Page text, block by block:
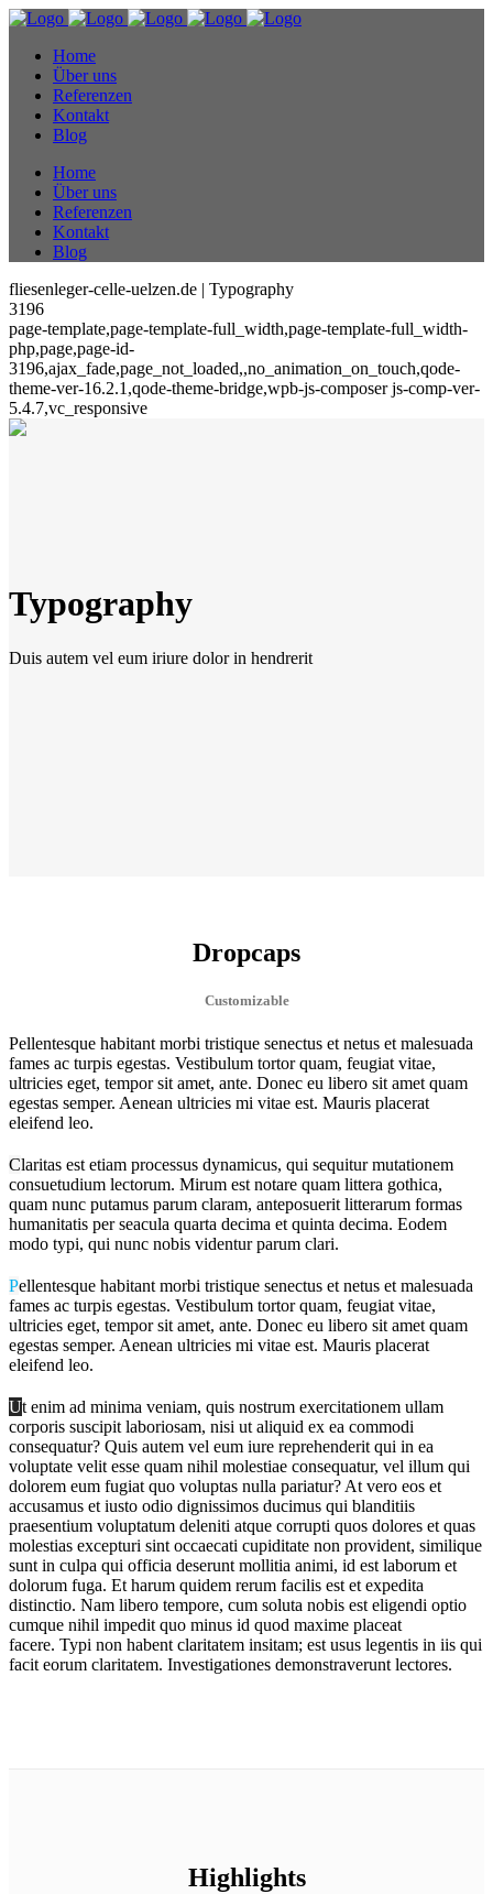
Home
Über uns
Referenzen
Kontakt
Blog
Home
Über uns
Referenzen
Kontakt
Blog
fliesenleger-celle-uelzen.de | Typography
3196
page-template,page-template-full_width,page-template-full_width-
php,page,page-id-
3196,ajax_fade,page_not_loaded,,no_animation_on_touch,qode-
theme-ver-16.2.1,qode-theme-bridge,wpb-js-composer js-comp-ver-
5.4.7,vc_responsive
Typography
Duis autem vel eum iriure dolor in hendrerit
Dropcaps
Customizable
Pellentesque habitant morbi tristique senectus et netus et malesuada
fames ac turpis egestas. Vestibulum tortor quam, feugiat vitae,
ultricies eget, tempor sit amet, ante. Donec eu libero sit amet quam
egestas semper. Aenean ultricies mi vitae est. Mauris placerat
eleifend leo.
Claritas est etiam processus dynamicus, qui sequitur mutationem
consuetudium lectorum. Mirum est notare quam littera gothica,
quam nunc putamus parum claram, anteposuerit litterarum formas
humanitatis per seacula quarta decima et quinta decima. Eodem
modo typi, qui nunc nobis videntur parum clari.
Pellentesque habitant morbi tristique senectus et netus et malesuada
fames ac turpis egestas. Vestibulum tortor quam, feugiat vitae,
ultricies eget, tempor sit amet, ante. Donec eu libero sit amet quam
egestas semper. Aenean ultricies mi vitae est. Mauris placerat
eleifend leo.
Ut enim ad minima veniam, quis nostrum exercitationem ullam
corporis suscipit laboriosam, nisi ut aliquid ex ea commodi
consequatur? Quis autem vel eum iure reprehenderit qui in ea
voluptate velit esse quam nihil molestiae consequatur, vel illum qui
dolorem eum fugiat quo voluptas nulla pariatur? At vero eos et
accusamus et iusto odio dignissimos ducimus qui blanditiis
praesentium voluptatum deleniti atque corrupti quos dolores et quas
molestias excepturi sint occaecati cupiditate non provident, similique
sunt in culpa qui officia deserunt mollitia animi, id est laborum et
dolorum fuga. Et harum quidem rerum facilis est et expedita
distinctio. Nam libero tempore, cum soluta nobis est eligendi optio
cumque nihil impedit quo minus id quod maxime placeat
facere. Typi non habent claritatem insitam; est usus legentis in iis qui
facit eorum claritatem. Investigationes demonstraverunt lectores.
Highlights